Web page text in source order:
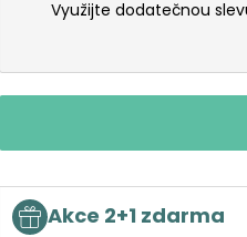
Využijte dodatečnou
Akce 2+1 zdarma